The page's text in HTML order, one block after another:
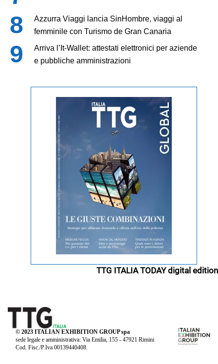
Azzurra Viaggi lancia SinHombre, viaggi al
femminile con Turismo de Gran Canaria
Arriva l’It-Wallet: attestati elettronici per aziende
e pubbliche amministrazioni
TTG ITALIA TODAY digital edition
© 2023 ITALIAN EXHIBITION GROUP spa
sede legale e amministrativa: Via Emilia, 155 - 47921 Rimini
Cod. Fisc./P.Iva 00139440408.